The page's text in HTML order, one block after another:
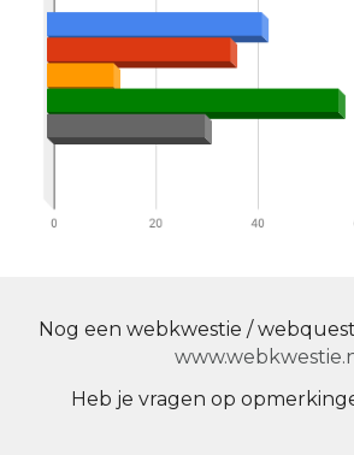
Nog een webkwestie /
Heb je vragen op